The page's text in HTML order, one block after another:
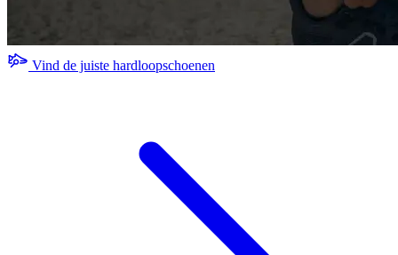
Vind de juiste hardloopschoenen